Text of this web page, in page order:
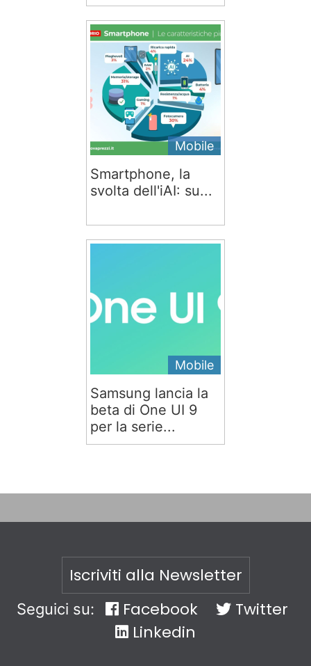
Mobile
Smartphone, la
svolta dell'iAI: su...
Mobile
Samsung lancia la
beta di One UI 9
per la serie...
Iscriviti alla Newsletter
Seguici su: Facebook
Twitter
Linkedin